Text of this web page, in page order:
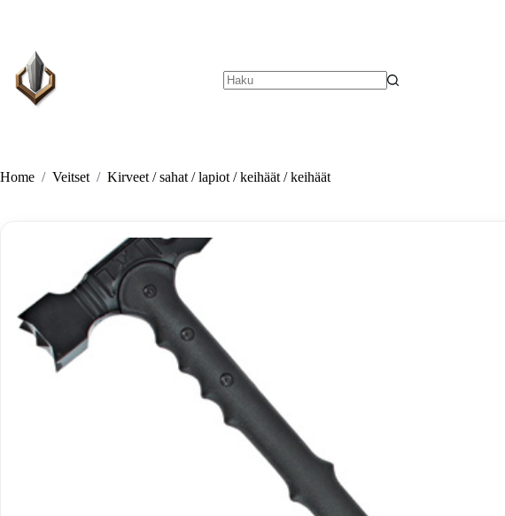
Home / Veitset / Kirveet / sahat / lapiot / keihäät / keihäät